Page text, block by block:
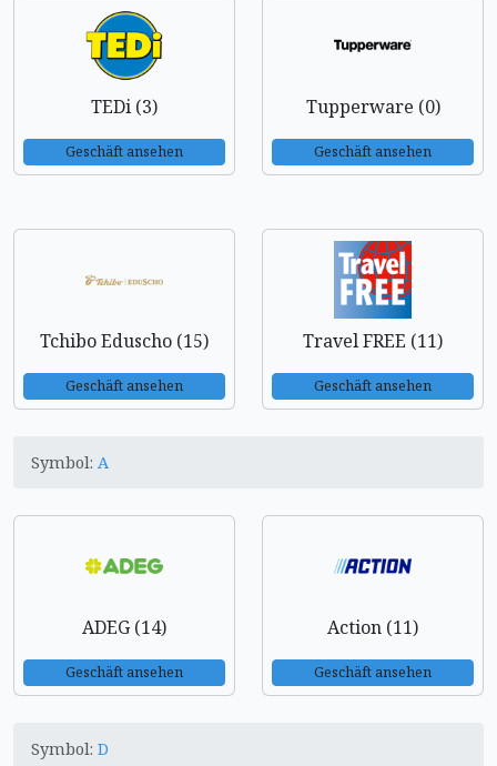
TEDi (3)
Geschäft ansehen
Tupperware (0)
Geschäft ansehen
Tchibo Eduscho (15)
Geschäft ansehen
Travel FREE (11)
Geschäft ansehen
Symbol: A
ADEG (14)
Geschäft ansehen
Action (11)
Geschäft ansehen
Symbol: D